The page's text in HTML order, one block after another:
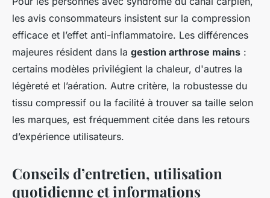
les avis consommateurs insistent sur la compression
efficace et l’effet anti-inflammatoire. Les différences
majeures résident dans la gestion arthrose mains :
certains modèles privilégient la chaleur, d'autres la
légèreté et l’aération. Autre critère, la robustesse du
tissu compressif ou la facilité à trouver sa taille selon
les marques, est fréquemment citée dans les retours
d’expérience utilisateurs.
Conseils d’entretien, utilisation
quotidienne et informations